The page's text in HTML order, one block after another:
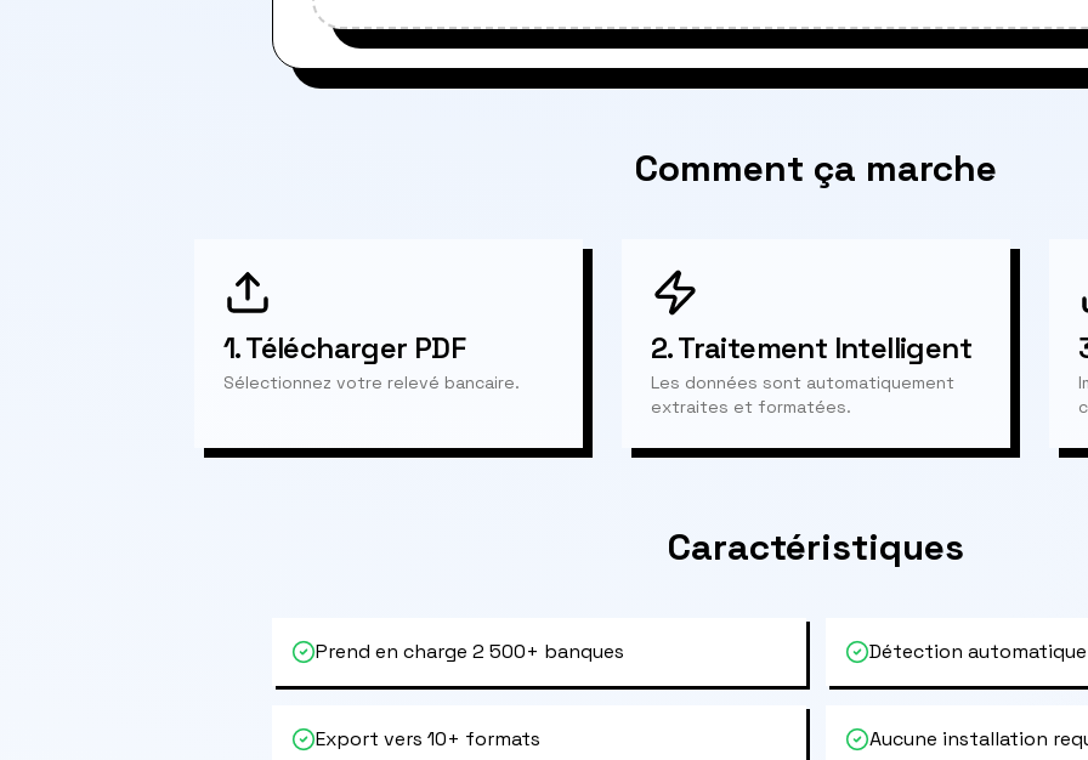
Comment ça marche
1.Télécharger PDF
Sélectionnez votre relevé bancaire.
2.Traitement Intelligent
Les données sont automatiquement
extraites et formatées.
Caractéristiques
Prend en charge 2 500+ banques Détection
Export vers 10+ formats Aucune installation